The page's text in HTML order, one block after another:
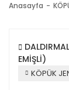
Anasayfa
EMİŞLİ)
KÖPÜK